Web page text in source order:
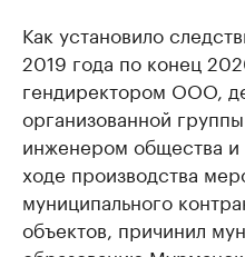
Как установило
2019 года по конец
гендиректором ООО,
организованной
инженером общества и
ходе производства
муниципального
объектов, причинил